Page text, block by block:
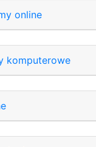
online
komputerowe